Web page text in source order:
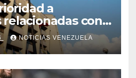
a
con
por los
NOTICIAS VENEZUELA